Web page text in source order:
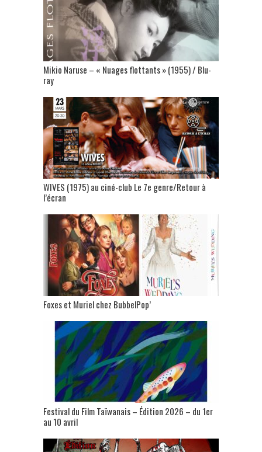
Mikio Naruse – « Nuages flottants » (1955) / Blu-
ray
WIVES (1975) au ciné-club Le 7e genre/Retour à
l’écran
Foxes et Muriel chez BubbelPop’
Festival du Film Taïwanais – Édition 2026 – du 1er
au 10 avril